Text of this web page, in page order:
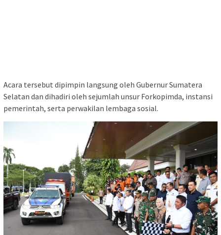
Acara tersebut dipimpin langsung oleh Gubernur Sumatera
Selatan dan dihadiri oleh sejumlah unsur Forkopimda, instansi
pemerintah, serta perwakilan lembaga sosial.